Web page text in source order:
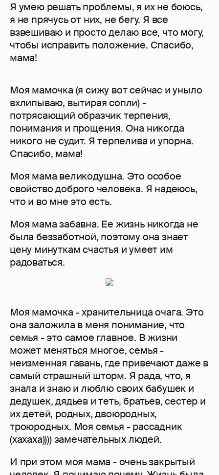
Я умею решать проблемы, я их не боюсь,
я не прячусь от них, не бегу. Я все
взвешиваю и просто делаю все, что могу,
чтобы исправить положение. Спасибо,
мама!
Моя мамочка (я сижу вот сейчас и уныло
вхлипываю, вытирая сопли) -
потрясающий образчик терпения,
понимания и прощения. Она никогда
никого не судит. Я терпелива и упорна.
Спасибо, мама!
Моя мама великодушна. Это особое
свойство доброго человека. Я надеюсь,
что и во мне это есть.
Моя мама забавна. Ее жизнь никогда не
была беззаботной, поэтому она знает
цену минуткам счастья и умеет им
радоваться.
Моя мамочка - хранительница очага. Это
она заложила в меня понимание, что
семья - это самое главное. В жизни
может меняться многое, семья -
неизменная гавань, где привечают даже в
самый страшный шторм. Я рада, что, я
знала и знаю и люблю своих бабушек и
дедушек, дядьев и теть, братьев, сестер и
их детей, родных, двоюродных,
троюродных. Моя семья - рассадник
(хахаха)))) замечательных людей.
И при этом моя мама - очень закрытый